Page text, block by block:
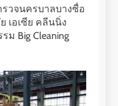
วจนครบาลบางซื่อ
เอเซีย คลีนนิ่ง
ม Big Cleaning